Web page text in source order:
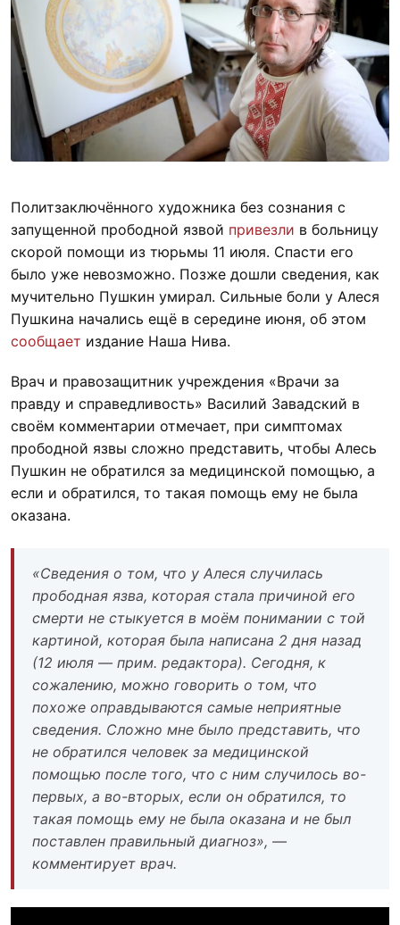
Политзаключённого художника без сознания с
запущенной прободной язвой привезли в больницу
скорой помощи из тюрьмы 11 июля. Спасти его
было уже невозможно. Позже дошли сведения, как
мучительно Пушкин умирал. Сильные боли у Алеся
Пушкина начались ещё в середине июня, об этом
сообщает издание Наша Нива.
Врач и правозащитник учреждения «Врачи за
правду и справедливость» Василий Завадский в
своём комментарии отмечает, при симптомах
прободной язвы сложно представить, чтобы Алесь
Пушкин не обратился за медицинской помощью, а
если и обратился, то такая помощь ему не была
оказана.
«Сведения о том, что у Алеся случилась
прободная язва, которая стала причиной его
смерти не стыкуется в моём понимании с той
картиной, которая была написана 2 дня назад
(12 июля — прим. редактора). Сегодня, к
сожалению, можно говорить о том, что
похоже оправдываются самые неприятные
сведения. Сложно мне было представить, что
не обратился человек за медицинской
помощью после того, что с ним случилось во-
первых, а во-вторых, если он обратился, то
такая помощь ему не была оказана и не был
поставлен правильный диагноз», —
комментирует врач.